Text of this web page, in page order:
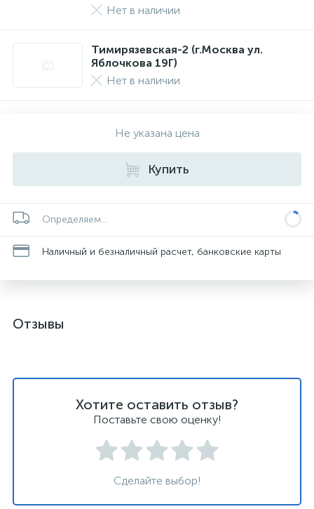
Нет в наличии
Тимирязевская-2 (г.Москва ул.
Яблочкова 19Г)
Нет в наличии
Не указана цена
Купить
Определяем...
Наличный и безналичный расчет, банковские карты
Отзывы
Хотите оставить отзыв?
Поставьте свою оценку!
Сделайте выбор!